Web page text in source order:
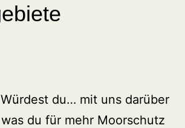
du… mit uns darüber
du für mehr Moorschutz